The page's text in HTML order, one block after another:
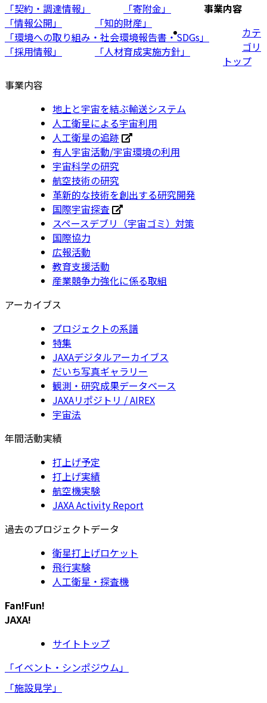
「契約・調達情報」
「寄附金」
「情報公開」
「知的財産」
「環境への取り組み・社会環境報告書・SDGs」
「採用情報」
「人材育成実施方針」
事業内容
カテ
ゴリ
トップ
事業内容
地上と宇宙を結ぶ輸送システム
人工衛星による宇宙利用
人工衛星の追跡
有人宇宙活動/宇宙環境の利用
宇宙科学の研究
航空技術の研究
革新的な技術を創出する研究開発
国際宇宙探査
スペースデブリ（宇宙ゴミ）対策
国際協力
広報活動
教育支援活動
産業競争力強化に係る取組
アーカイブス
プロジェクトの系譜
特集
JAXAデジタルアーカイブス
だいち写真ギャラリー
観測・研究成果データベース
JAXAリポジトリ / AIREX
宇宙法
年間活動実績
打上げ予定
打上げ実績
航空機実験
JAXA Activity Report
過去のプロジェクトデータ
衛星打上げロケット
飛行実験
人工衛星・探査機
Fan!Fun!
JAXA!
サイトトップ
「イベント・シンポジウム」
「施設見学」